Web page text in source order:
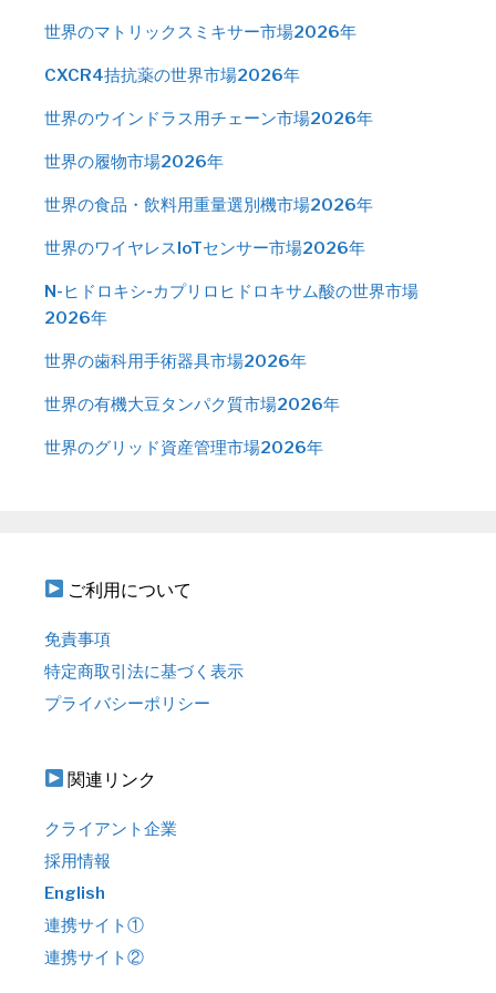
世界のマトリックスミキサー市場2026年
CXCR4拮抗薬の世界市場2026年
世界のウインドラス用チェーン市場2026年
世界の履物市場2026年
世界の食品・飲料用重量選別機市場2026年
世界のワイヤレスIoTセンサー市場2026年
N-ヒドロキシ-カプリロヒドロキサム酸の世界市場
2026年
世界の歯科用手術器具市場2026年
世界の有機大豆タンパク質市場2026年
世界のグリッド資産管理市場2026年
ご利用について
免責事項
特定商取引法に基づく表示
プライバシーポリシー
関連リンク
クライアント企業
採用情報
English
連携サイト①
連携サイト②